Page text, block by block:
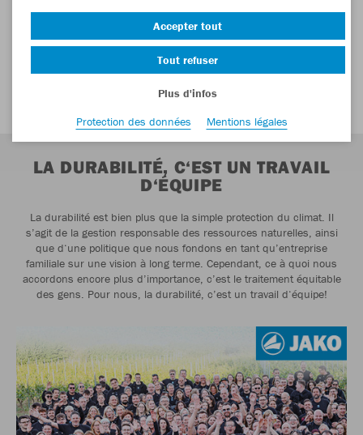
LA DURABILITÉ, C‘EST UN TRAVAIL
D‘ÉQUIPE
La durabilité est bien plus que la simple protection du climat. Il
s’agit de la gestion responsable des ressources naturelles, ainsi
que d‘une politique que nous fondons en tant qu’entreprise
familiale sur une vision à long terme. Cependant, ce à quoi nous
accordons encore plus d’importance, c’est le traitement équitable
des gens. Pour nous, la durabilité, c’est un travail d‘équipe!
Accepter tout
Tout refuser
Plus d'infos
Protection des données
Mentions légales